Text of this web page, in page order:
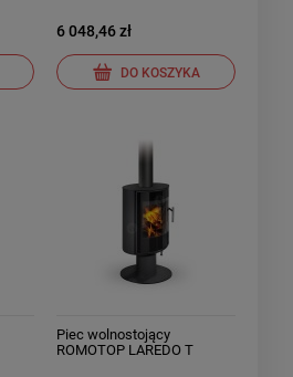
6 048,46 zł
DO KOSZYKA
Piec wolnostojący
ROMOTOP LAREDO T